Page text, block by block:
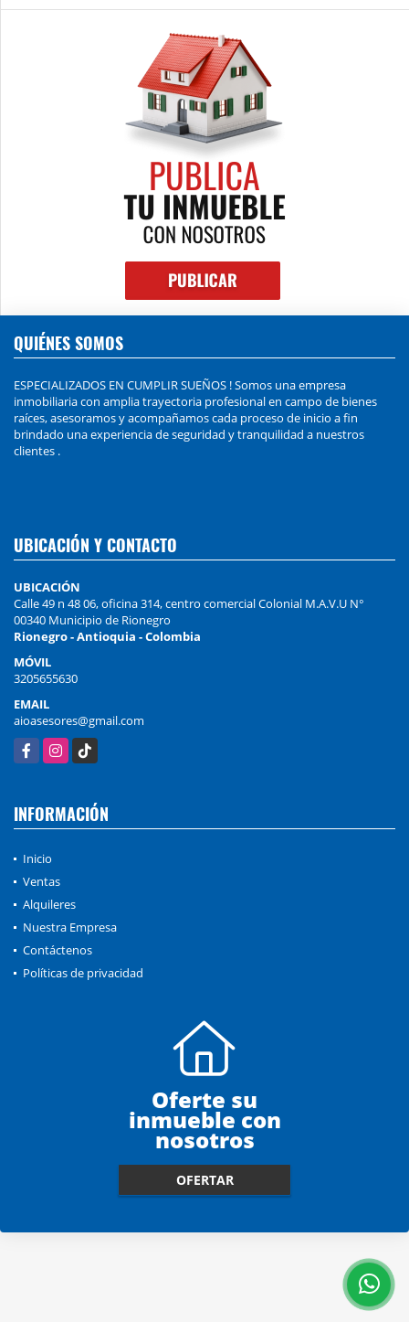
QUIÉNES SOMOS
ESPECIALIZADOS EN CUMPLIR SUEÑOS ! Somos una empresa
inmobiliaria con amplia trayectoria profesional en campo de bienes
raíces, asesoramos y acompañamos cada proceso de inicio a fin
brindado una experiencia de seguridad y tranquilidad a nuestros
clientes .
UBICACIÓN Y CONTACTO
UBICACIÓN
Calle 49 n 48 06, oficina 314, centro comercial Colonial M.A.V.U N°
00340 Municipio de Rionegro
Rionegro - Antioquia - Colombia
MÓVIL
3205655630
EMAIL
aioasesores@gmail.com
FacebookInstagram
TikTok
INFORMACIÓN
Inicio
Ventas
Alquileres
Nuestra Empresa
Contáctenos
Políticas de privacidad
Oferte su
inmueble con
nosotros
OFERTAR